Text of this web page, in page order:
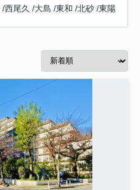
/西尾久 /大島 /東和 /北砂 /東陽